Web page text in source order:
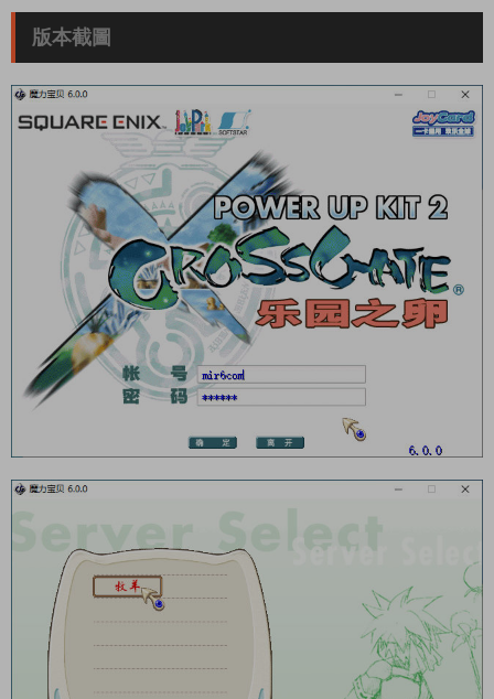
版本截圖